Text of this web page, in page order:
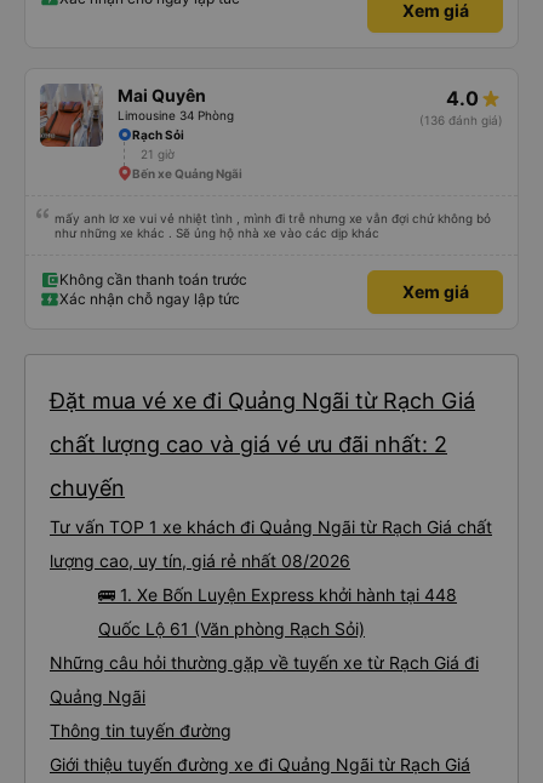
Xem giá
Mai Quyên
Limousine 34 Phòng
4.0
(136 đánh giá)
Rạch Sỏi
21 giờ
Bến xe Quảng Ngãi
mấy anh lơ xe vui vẻ nhiệt tình , mình đi trễ nhưng xe vẫn đợi chứ không bỏ
như những xe khác . Sẽ ủng hộ nhà xe vào các dịp khác
Không cần thanh toán trước
Xác nhận chỗ ngay lập tức
Xem giá
Đặt mua vé xe đi Quảng Ngãi từ Rạch Giá
chất lượng cao và giá vé ưu đãi nhất: 2
chuyến
Tư vấn TOP 1 xe khách đi Quảng Ngãi từ Rạch Giá chất
lượng cao, uy tín, giá rẻ nhất 08/2026
🚌 1. Xe Bốn Luyện Express khởi hành tại 448
Quốc Lộ 61 (Văn phòng Rạch Sỏi)
Những câu hỏi thường gặp về tuyến xe từ Rạch Giá đi
Quảng Ngãi
Thông tin tuyến đường
Giới thiệu tuyến đường xe đi Quảng Ngãi từ Rạch Giá